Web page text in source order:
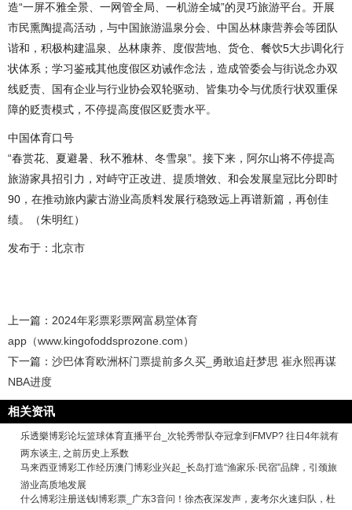
造“一屏不雅全景、一网管全局、一机游全城”的灵巧旅游平台。开展
市民熏陶提高活动，与中国旅游温泉分会、中国丛林康营养会等团队
谐和，积极构建温泉、丛林康养、度假营地、货仓、餐饮5大步调化行
状体系；学习鉴戒其他度假区劝诫作念法，造成管委会与街说念办双
线贬责、国有企业与行业协会双轮驱动、皆集功令与优质行状双重保
障的贬责模式，不停提高度假区贬责水平。
中国体育口号
“春赏花、夏避暑、秋不雅林、冬雪泉”。接下来，阿尔山将不停提高
旅游家具招引力，对峙守正改进、提质增效、和会发展皇冠比分即时
90，在推动旅内蒙古游业高质料发展行稳致远上再谱新篇，再创佳
绩。（朱明红）
发布于：北京市
上一篇： 2024年彩票彩票网富易堂体育
app（www.kingofoddsprozone.com）
下一篇： 沙巴体育欧洲杯门票提前多久买_勇敢追赶梦思 崔永熙再谋
NBA进度
相关资讯
乐透樂博彩论坛篮球体育直播平台_次轮秀带队夺冠拿到FMVP? 往日4年就有
两东谈主, 之前历史上系数
马来西亚博彩工作经历澳门博彩业兴起_长岛打造“渔家乐·民宿”品牌，引颈旅
游业高质地发展
什么博彩注册送钱l博彩票_广东3音问！徐杰夜深发声，麦考尔火速归队，杜